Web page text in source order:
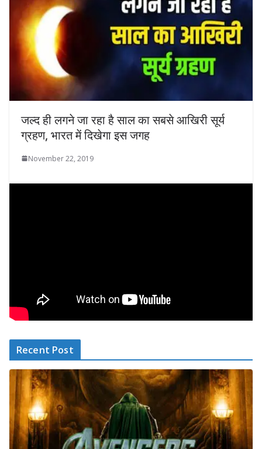
जल्द ही लगने जा रहा है साल का सबसे आखिरी सूर्य
ग्रहण, भारत में दिखेगा इस जगह
November 22, 2019
Recent Post